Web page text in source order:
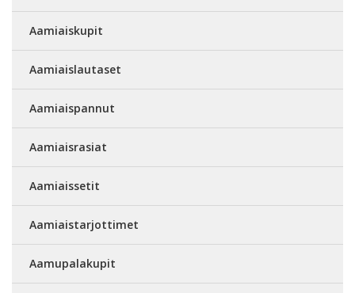
Aamiaiskupit
Aamiaislautaset
Aamiaispannut
Aamiaisrasiat
Aamiaissetit
Aamiaistarjottimet
Aamupalakupit